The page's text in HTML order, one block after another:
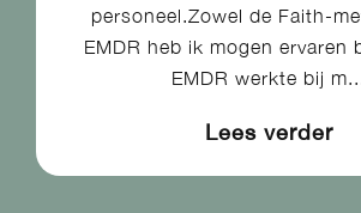
personeel.Zowel de Faith-
EMDR heb ik mogen ervaren
EMDR werkte bij
Lees verder​